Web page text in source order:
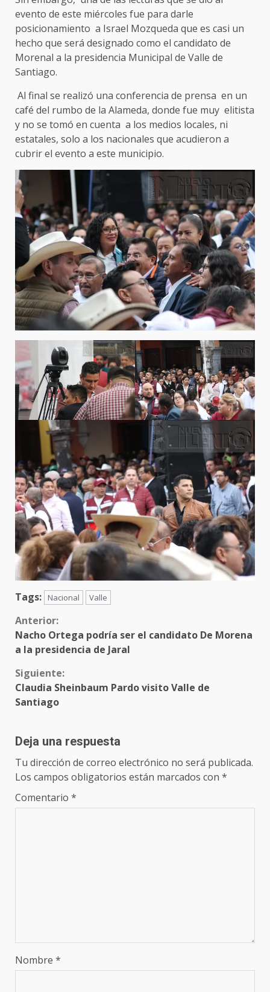
evento de este miércoles fue para darle
posicionamiento a Israel Mozqueda que es casi un
hecho que será designado como el candidato de
Morenal a la presidencia Municipal de Valle de
Santiago.
Al final se realizó una conferencia de prensa en un
café del rumbo de la Alameda, donde fue muy elitista
y no se tomó en cuenta a los medios locales, ni
estatales, solo a los nacionales que acudieron a
cubrir el evento a este municipio.
Tags: Nacional Valle
Sigue
leyendo
Anterior:
Nacho Ortega podría ser el candidato De Morena
a la presidencia de Jaral
Siguiente:
Claudia Sheinbaum Pardo visito Valle de
Santiago
Deja una respuesta
Tu dirección de correo electrónico no será publicada.
Los campos obligatorios están marcados con *
Comentario *
Nombre *